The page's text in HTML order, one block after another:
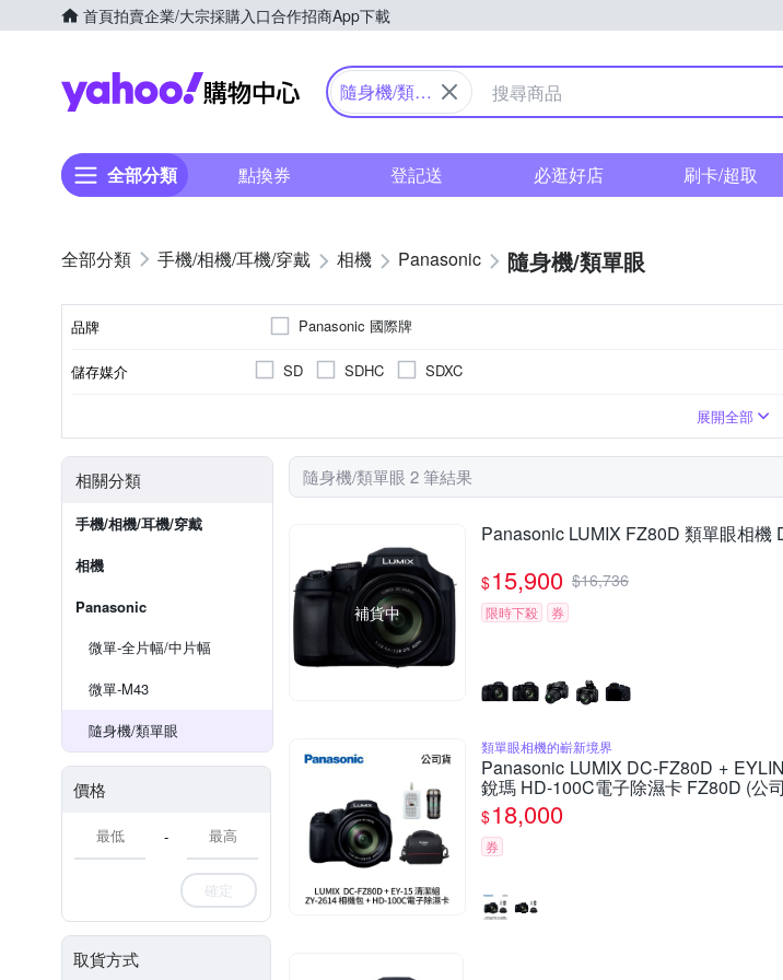
首頁拍賣企業/大宗採購入口合作招商App下載
Yahoo購物中心
隨身機/類單
全部分類 點換券 登記送 必逛好店 刷卡/超取
手機/相機/耳機/穿戴 相機 Panasonic 隨身機/類單眼
品牌 Panasonic 國際牌
儲存媒介 SD SDHC SDXC
展開全部
相關分類
手機/相機/耳機/穿戴
相機
Panasonic
微單-全片幅/中片幅
微單-M43
隨身機/類單眼
價格
-
確定
取貨方式
隨身機/類單眼 2 筆結果
補貨中
Panasonic LUMIX FZ80D 類單眼相機
$15,900 $16,736
限時下殺 券
類單眼相機的嶄新境界
Panasonic LUMIX DC-FZ80D +
銳瑪 HD-100C電子除濕卡 FZ80D (公
$18,000
券